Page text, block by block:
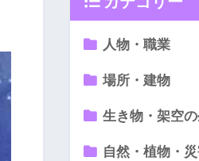
人物・職業
場所・建物
生き物・架空
自然・植物・